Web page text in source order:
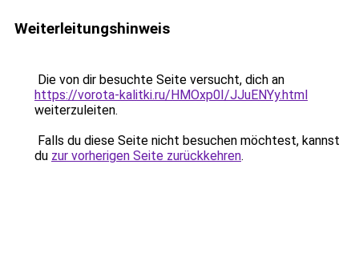
Weiterleitungshinweis
Die von dir besuchte Seite versucht, dich an
https://vorota-kalitki.ru/HMOxp0I/JJuENYy.html
weiterzuleiten.
Falls du diese Seite nicht besuchen möchtest, kannst
du zur vorherigen Seite zurückkehren.